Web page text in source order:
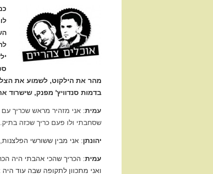
מהר את הילקוט, לשמוע את
בדמות סנדוויץ' מפנק, שישרוד
עמית
שסחבתי ולו פעם כריך שכזה בתיק.
יהונתן: אני מבין ששורשי
עמית: הכריך שהכי אהבתי היה
ואני מתכוון לתקופה שבה עוד היה